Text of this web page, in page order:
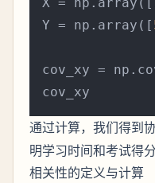
Y = np.array([
cov_xy =
通过计算，我们得到
明学习时间和考试得
相关性的定义与计算